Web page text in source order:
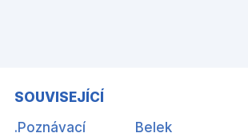
SOUVISEJÍCÍ
.Poznávací
Belek